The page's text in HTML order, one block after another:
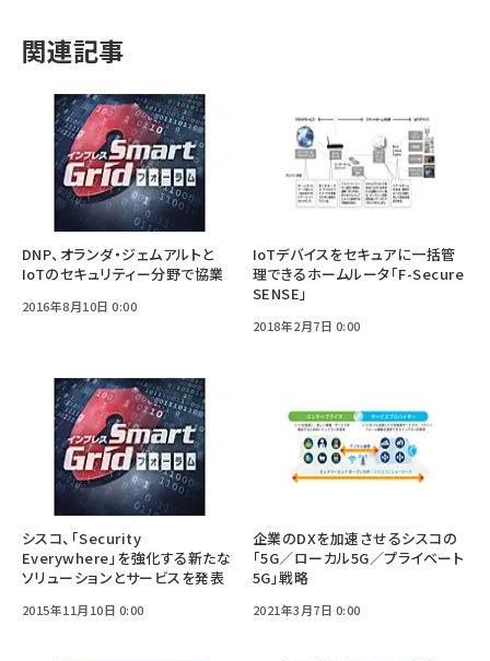
関連記事
DNP、オランダ・ジェムアルトと
IoTのセキュリティー分野で協業
2016年8月10日 0:00
IoTデバイスをセキュアに一括管
理できるホームルータ「F-Secure
SENSE」
2018年2月7日 0:00
シスコ、「Security
Everywhere」を強化する新たな
ソリューションとサービスを発表
2015年11月10日 0:00
企業のDXを加速させるシスコの
「5G／ローカル5G／プライベート
5G」戦略
2021年3月7日 0:00